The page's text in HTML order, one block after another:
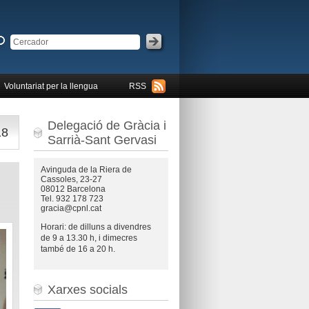
RSS
Voluntariat per la llengua
Delegació de Gràcia i
Sarrià-Sant Gervasi
Avinguda de la Riera de
Cassoles, 23-27
08012 Barcelona
Tel. 932 178 723
gracia@cpnl.cat
Horari: de dilluns a divendres
de 9 a 13.30 h, i dimecres
també de 16 a 20 h.
Xarxes socials